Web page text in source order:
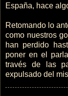
España, hace
Retomando lo
como nuestros
han perdido
poner en el
través de las
expulsado del